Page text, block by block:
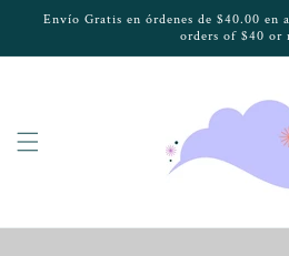
directamente
Envío Gratis en órdenes de $40.00 en
orders of $40 or